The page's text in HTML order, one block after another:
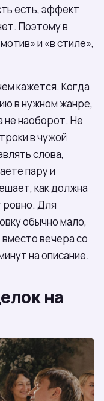
есть, эффект
Поэтому в
и «в стиле»,
кажется. Когда
в нужном жанре,
не наоборот. Не
в чужой
слова,
пару и
как должна
ровно. Для
обычно мало,
вечера со
на описание.
на